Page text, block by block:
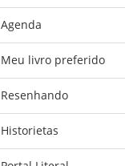
Agenda
Meu livro preferido
Resenhando
Historietas